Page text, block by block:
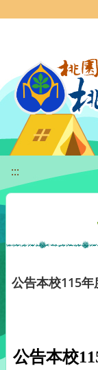
:::
公告本校115
公告本校